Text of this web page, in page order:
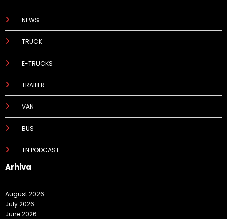
NEWS
TRUCK
E-TRUCKS
TRAILER
VAN
BUS
TN PODCAST
Arhiva
August 2026
July 2026
June 2026